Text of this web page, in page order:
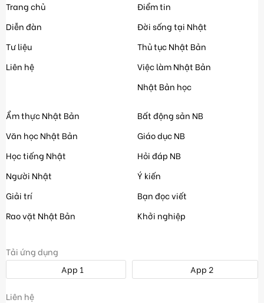
Trang chủ
Diễn đàn
Tư liệu
Liên hệ
Điểm tin
Đời sống tại Nhật
Thủ tục Nhật Bản
Việc làm Nhật Bản
Nhật Bản học
Ẩm thực Nhật Bản
Văn học Nhật Bản
Học tiếng Nhật
Người Nhật
Giải trí
Rao vặt Nhật Bản
Bất động sản NB
Giáo dục NB
Hỏi đáp NB
Ý kiến
Bạn đọc viết
Khởi nghiệp
Tải ứng dụng
App 1
App 2
Liên hệ